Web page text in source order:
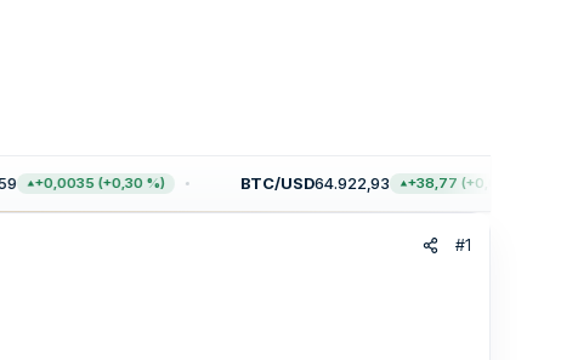
+0,0035 (+0,30 %) BTC/USD64.922,93 +38,77 (+0,06 %)
#1